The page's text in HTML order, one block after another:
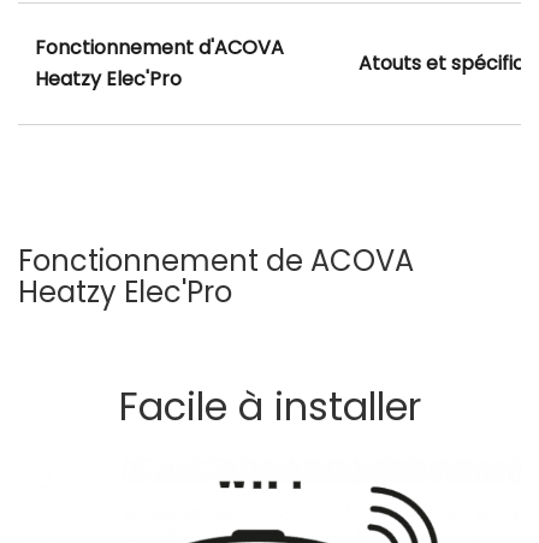
Fonctionnement d'ACOVA
Heatzy Elec'Pro
Atouts et
Fonctionnement de ACOVA
Heatzy Elec'Pro
Facile à installer